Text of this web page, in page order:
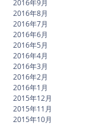
2016年9月
2016年8月
2016年7月
2016年6月
2016年5月
2016年4月
2016年3月
2016年2月
2016年1月
2015年12月
2015年11月
2015年10月